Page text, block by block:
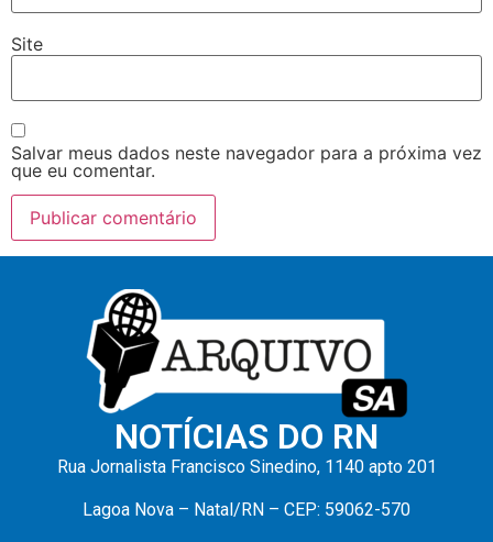
Site
Salvar meus dados neste navegador para a próxima vez
que eu comentar.
NOTÍCIAS DO RN
Rua Jornalista Francisco Sinedino, 1140 apto 201
Lagoa Nova – Natal/RN – CEP: 59062-570